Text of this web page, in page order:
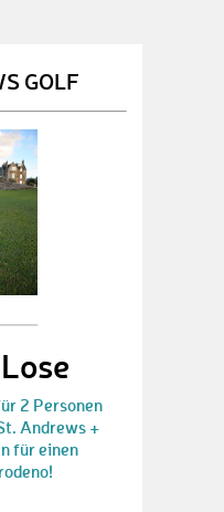
GOLF
2 Personen
Andrews +
für einen